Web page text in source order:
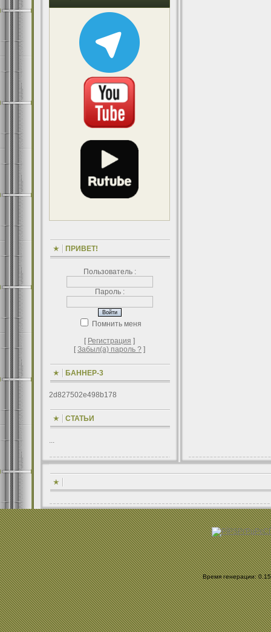
ПРИВЕТ!
Пользователь :
Пароль :
Помнить меня
[ Регистрация ]
[Забыл(а) пароль ? ]
БАННЕР-3
2d827502e498b178
СТАТЬИ
...
Время генерации: